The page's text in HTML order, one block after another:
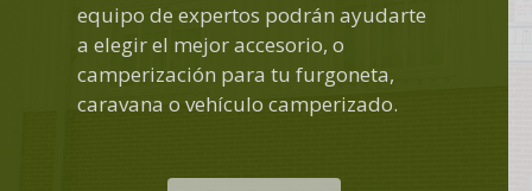
equipo de expertos podrán ayudarte
a elegir el mejor accesorio, o
camperización para tu furgoneta,
caravana o vehículo camperizado.